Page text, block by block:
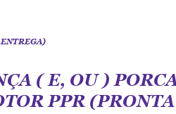
( E, OU )
PPR